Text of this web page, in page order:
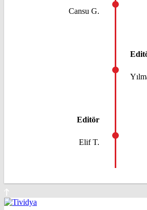
Cansu G.
Editör
Elif T.